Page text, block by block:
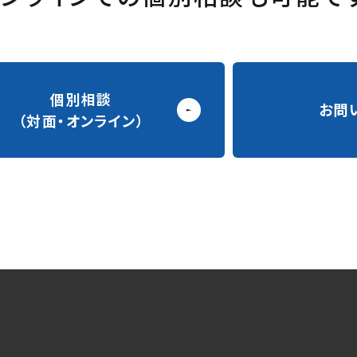
個別相談
（対面・オンライン）
お問